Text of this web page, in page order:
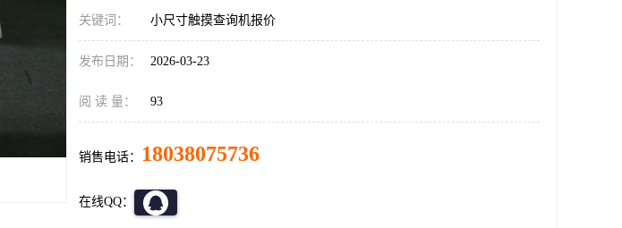
关键词： 小尺寸触摸查询机报价
发布日期： 2026-03-23
阅 读 量： 93
销售电话： 18038075736
在线QQ：